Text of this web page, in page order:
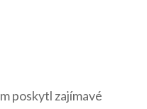
poskytl zajímavé